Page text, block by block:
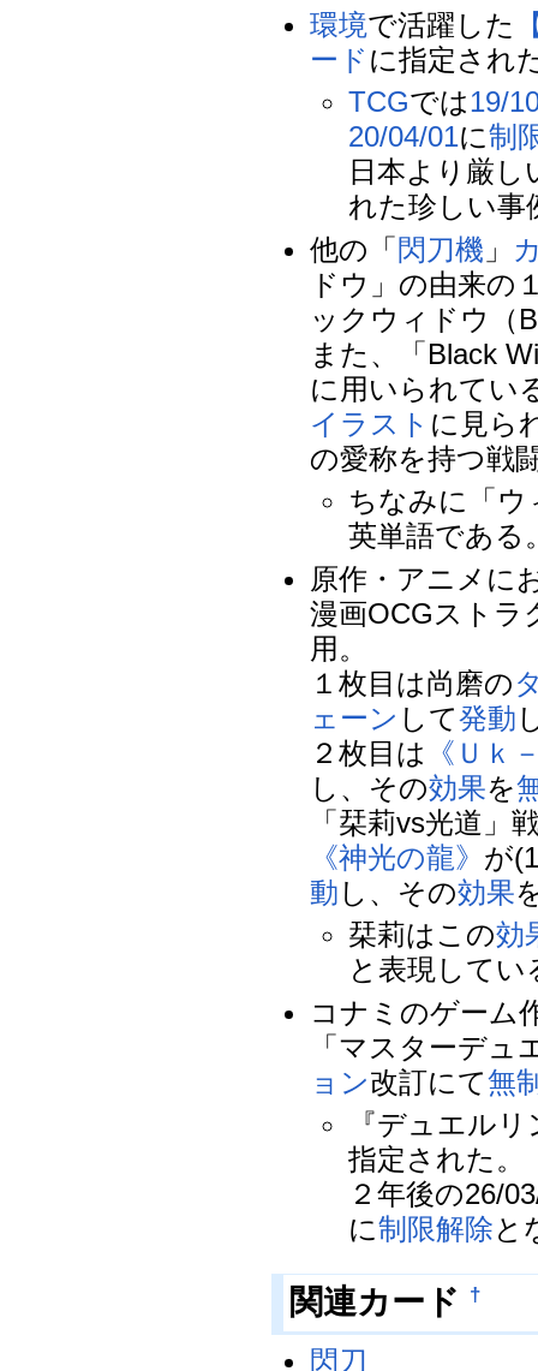
環境で活躍した
ード に指定され
TCGでは19/
20/04/01に制
日本より厳
れた珍しい事
他の「閃刀機 」
ドウ」の由来の
ックウィドウ（
また、「Black
に用いられてい
イラスト に見ら
の愛称を持つ戦
ちなみに「ウ
英単語である
原作・アニメに
漫画OCGストラ
用。
１枚目は尚磨の
ェーン して発動
２枚目は 《Ｕｋ
し、その効果を
「栞莉vs光道」
《神光の龍》 が
動 し、その効果
栞莉はこの効
と表現してい
コナミのゲーム
「マスターデュ
ョン改訂にて無
『デュエル
指定された。
２年後の26/
に制限解除と
関連カード †
閃刀